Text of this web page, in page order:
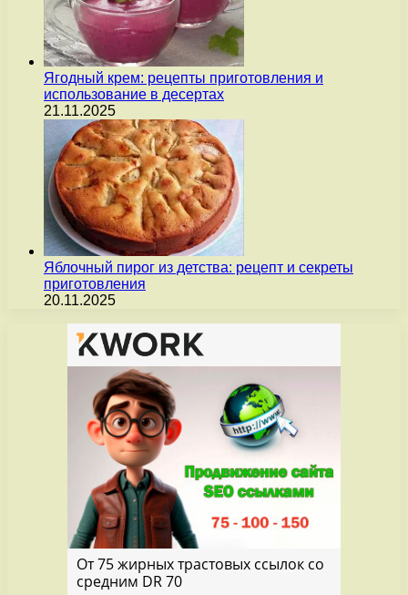
Ягодный крем: рецепты приготовления и
использование в десертах
21.11.2025
Яблочный пирог из детства: рецепт и секреты
приготовления
20.11.2025